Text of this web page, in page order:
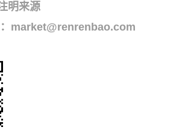
明来源
：market@renrenbao.com